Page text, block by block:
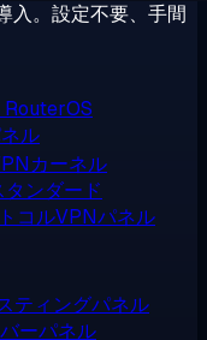
入。設定不要、手間
RouterOS
ル
カーネル
ンダード
コルVPNパネル
ティングパネル
ーパネル